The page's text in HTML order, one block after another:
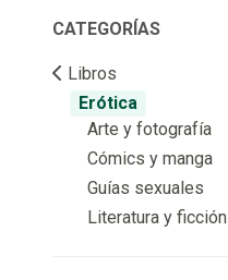
CATEGORÍAS
Libros
Erótica
Arte y fotografía
Cómics y manga
Guías sexuales
Literatura y ficción